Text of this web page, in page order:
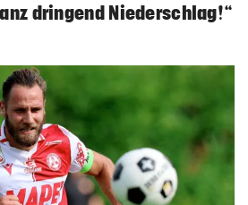
dringend Niederschlag!“